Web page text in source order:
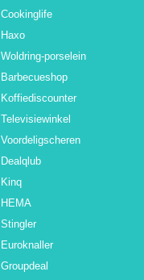
Cookinglife
Haxo
Woldring-porselein
Barbecueshop
Koffiediscounter
Televisiewinkel
Voordeligscheren
Dealqlub
Kinq
HEMA
Stingler
Euroknaller
Groupdeal